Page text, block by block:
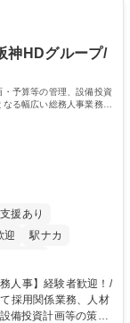
選択肢があり、公募
チャーが浸透してい
神HDグループ/
予算等の管理、設備投資
る幅広い総務人事業務全
援あり
迎
駅ナカ
あり
備投資計画等の策